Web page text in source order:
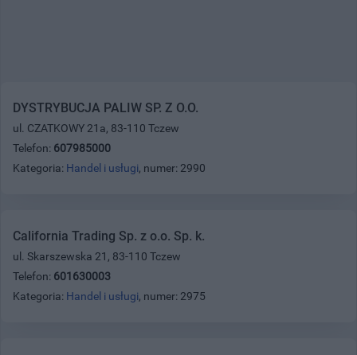
DYSTRYBUCJA PALIW SP. Z O.O.
ul. CZATKOWY 21a, 83-110 Tczew
Telefon: 607985000
Kategoria: Handel i usługi, numer: 2990
California Trading Sp. z o.o. Sp. k.
ul. Skarszewska 21, 83-110 Tczew
Telefon: 601630003
Kategoria: Handel i usługi, numer: 2975